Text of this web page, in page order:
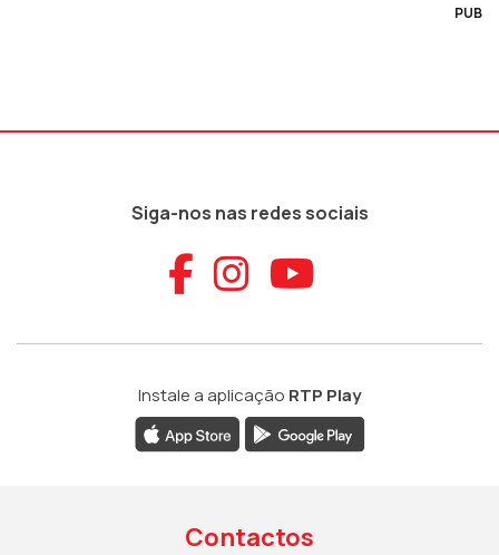
PUB
Siga-nos nas redes sociais
Aceder ao
Aceder ao
Aceder
Instale a aplicação RTP Play
Contactos